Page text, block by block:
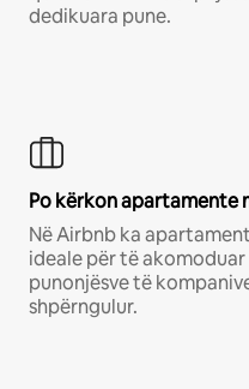
dedikuara pune.
Po kërkon apartamente
Në Airbnb ka
ideale për të
punonjësve të
shpërngulur.